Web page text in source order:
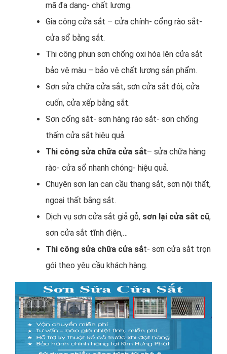
mã đa dạng- chất lượng.
Gia công cửa sắt – cửa chính- cổng rào sắt-
cửa sổ bằng sắt.
Thi công phun sơn chống oxi hóa lên cửa sắt
bảo vệ màu – bảo vệ chất lượng sản phẩm.
Sơn sửa chữa cửa sắt, sơn cửa sắt đôi, cửa
cuốn, cửa xếp bằng sắt.
Sơn cổng sắt- sơn hàng rào sắt- sơn chống
thấm cửa sắt hiệu quả.
Thi công sửa chữa cửa sắt– sửa chữa hàng
rào- cửa sổ nhanh chóng- hiệu quả.
Chuyên sơn lan can cầu thang sắt, sơn nội thất,
ngoại thất bằng sắt.
Dịch vụ sơn cửa sắt giả gỗ, sơn lại cửa sắt cũ,
sơn cửa sắt tĩnh điện,…
Thi công sửa chữa cửa sắt- sơn cửa sắt trọn
gói theo yêu cầu khách hàng.